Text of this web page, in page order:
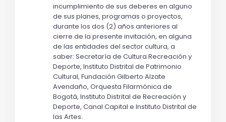
incumplimiento de sus deberes en alguno
de sus planes, programas o proyectos,
durante los dos (2) años anteriores al
cierre de la presente invitación, en alguna
de las entidades del sector cultura, a
saber: Secretaría de Cultura Recreación y
Deporte, Instituto Distrital de Patrimonio
Cultural, Fundación Gilberto Alzate
Avendaño, Orquesta Filarmónica de
Bogotá, Instituto Distrital de Recreación y
Deporte, Canal Capital e Instituto Distrital de
las Artes.